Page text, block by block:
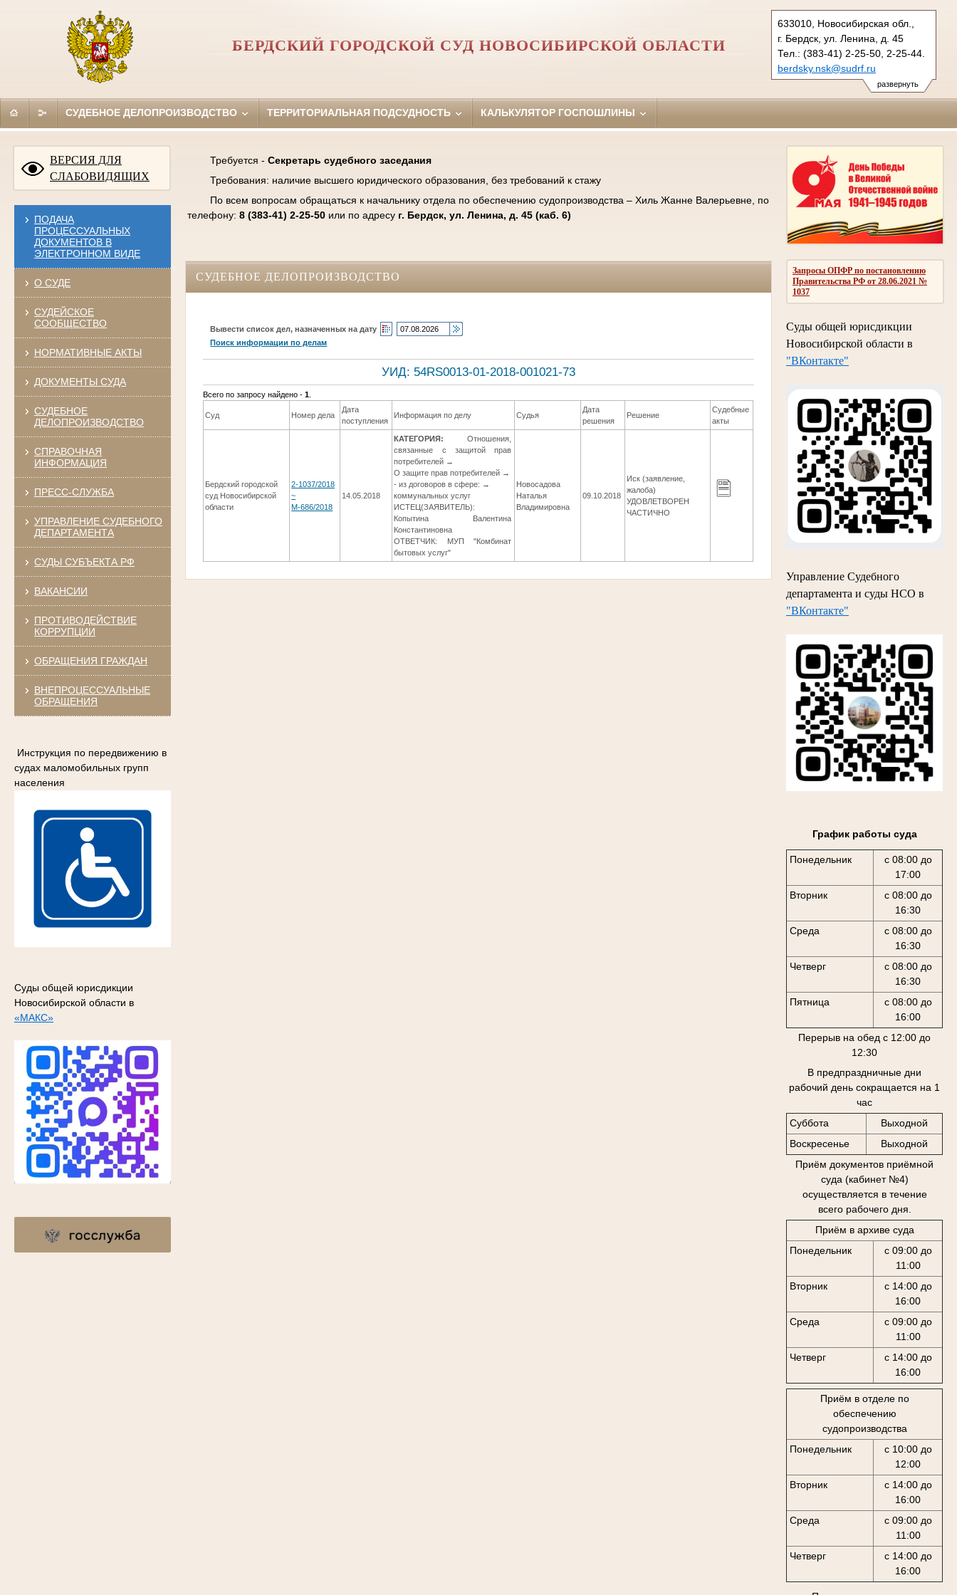
развернуть
633010, Новосибирская обл.,
г. Бердск, ул. Ленина, д. 45
Тел.: (383-41) 2-25-50, 2-25-44.
berdsky.nsk@sudrf.ru
БЕРДСКИЙ ГОРОДСКОЙ СУД НОВОСИБИРСКОЙ ОБЛАСТИ
СУДЕБНОЕ ДЕЛОПРОИЗВОДСТВО ТЕРРИТОРИАЛЬНАЯ ПОДСУДНОСТЬ КАЛЬКУЛЯТОР ГОСПОШЛИНЫ
ВЕРСИЯ ДЛЯ
СЛАБОВИДЯЩИХ
ПОДАЧА
ПРОЦЕССУАЛЬНЫХ
ДОКУМЕНТОВ В
ЭЛЕКТРОННОМ ВИДЕ
О СУДЕ
СУДЕЙСКОЕ
СООБЩЕСТВО
НОРМАТИВНЫЕ АКТЫ
ДОКУМЕНТЫ СУДА
СУДЕБНОЕ
ДЕЛОПРОИЗВОДСТВО
СПРАВОЧНАЯ
ИНФОРМАЦИЯ
ПРЕСС-СЛУЖБА
УПРАВЛЕНИЕ СУДЕБНОГО
ДЕПАРТАМЕНТА
СУДЫ СУБЪЕКТА РФ
ВАКАНСИИ
ПРОТИВОДЕЙСТВИЕ
КОРРУПЦИИ
ОБРАЩЕНИЯ ГРАЖДАН
ВНЕПРОЦЕССУАЛЬНЫЕ
ОБРАЩЕНИЯ
Инструкция по передвижению в
судах маломобильных групп
населения
Суды общей юрисдикции
Новосибирской области в
«МАКС»
Запросы ОПФР по постановлению
Правительства РФ от 28.06.2021 №
1037
Суды общей юрисдикции
Новосибирской области в
"ВКонтакте"
Управление Судебного
департамента и суды НСО в
"ВКонтакте"
График работы суда
Понедельник
с 08:00 до
17:00
Вторник
с 08:00 до
16:30
Среда
с 08:00 до
16:30
Четверг
с 08:00 до
16:30
Пятница
с 08:00 до
16:00
Перерыв на обед с 12:00 до
12:30
В предпраздничные дни
рабочий день сокращается на 1
час
Суббота
Выходной
Воскресенье
Выходной
Приём документов приёмной
суда (кабинет №4)
осуществляется в течение
всего рабочего дня.
Приём в архиве суда
Понедельник
с 09:00 до
11:00
Вторник
с 14:00 до
16:00
Среда
с 09:00 до
11:00
Четверг
с 14:00 до
16:00
Приём в отделе по
обеспечению
судопроизводства
Понедельник
с 10:00 до
12:00
Вторник
с 14:00 до
16:00
Среда
с 09:00 до
11:00
Четверг
с 14:00 до
16:00
Требуется -Секретарь судебного заседания
Требования: наличие высшего юридического образования, без требований к стажу
По всем вопросам обращаться к начальнику отдела по обеспечению судопроизводства – Хиль Жанне Валерьевне, по
телефону:8 (383-41) 2-25-50 или по адресу г. Бердск, ул. Ленина, д. 45 (каб. 6)
СУДЕБНОЕ ДЕЛОПРОИЗВОДСТВО
Вывести список дел, назначенных на дату
Поиск информации по делам
УИД: 54RS0013-01-2018-001021-73
Всего по запросу найдено -1
Суд Номер дела
Дата
поступления
Информация по делу Судья
Дата
решения
Решение
Судебные
акты
Бердский городской
суд Новосибирской
области
2-1037/2018
~
М-686/2018
14.05.2018
КАТЕГОРИЯ: Отношения,
связанные с защитой прав
потребителей →
О защите прав потребителей →
- из договоров в сфере: →
коммунальных услуг
ИСТЕЦ(ЗАЯВИТЕЛЬ):
Копытина Валентина
Константиновна
ОТВЕТЧИК: МУП "Комбинат
бытовых услуг"
Новосадова
Наталья
Владимировна
09.10.2018
Иск (заявление,
жалоба)
УДОВЛЕТВОРЕН
ЧАСТИЧНО